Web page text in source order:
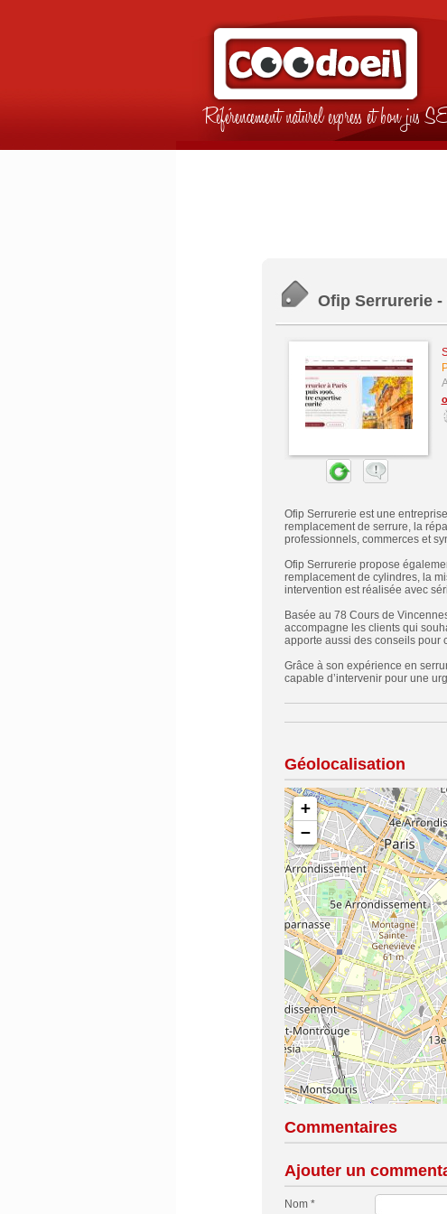
Référencement naturel express et bon jus
Ofip Serrurerie
Ofip Serrurerie est une
remplacement de serrure, la
professionnels, commerces et
Ofip Serrurerie propose
remplacement de cylindres, la
intervention est réalisée avec
Basée au 78 Cours de
accompagne les clients qui
apporte aussi des conseils pour
Grâce à son expérience en
capable d’intervenir pour une
Géolocalisation
+
−
Commentaires
Ajouter un
Nom *